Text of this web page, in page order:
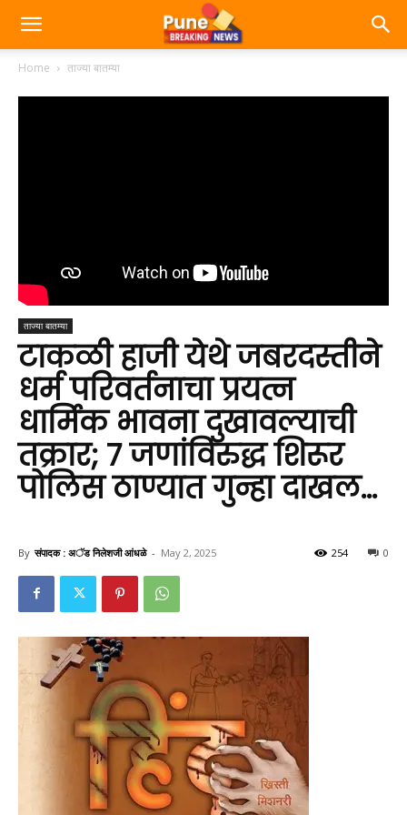
Home ताज्या बातम्या
ताज्या बातम्या
टाकळी हाजी येथे जबरदस्तीने
धर्म परिवर्तनाचा प्रयत्न
धार्मिक भावना दुखावल्याची
तक्रार; ७ जणांविरुद्ध शिरूर
पोलिस ठाण्यात गुन्हा दाखल…
By संपादक : अॅड निलेशजी आंधळे - May 2, 2025 0
254